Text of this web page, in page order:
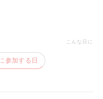
こんな日に
参加する日